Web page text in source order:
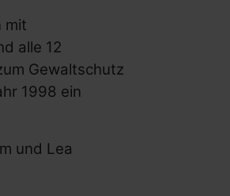
mit
alle 12
Gewaltschutz
1998 ein
und Lea